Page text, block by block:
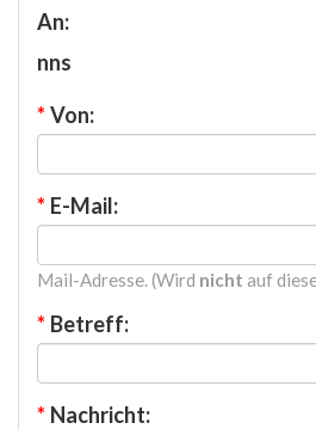
An:
nns
*Von:
* E-Mail:
Mail-Adresse. (Wird nicht auf
* Betreff:
* Nachricht: